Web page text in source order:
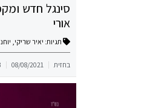
סינגל חדש
אורי
תגיות: יאיר שריקי,
בחזית 08/08/2021